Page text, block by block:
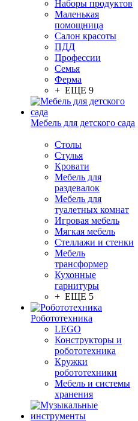
Наборы продуктов
Маленькая
помощница
Салон красоты
ПДД
Профессии
Семья
Ферма
+ ЕЩЕ 9
Мебель для детского сада
Столы
Cтулья
Кровати
Мебель для
раздевалок
Мебель для
туалетных комнат
Игровая мебель
Мягкая мебель
Стеллажи и стенки
Мебель
трансформер
Кухонные
гарнитуры
+ ЕЩЕ 5
Робототехника
LEGO
Конструкторы и
робототехника
Кружки
робототехники
Мебель и системы
хранения